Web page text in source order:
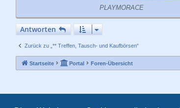
PLAYMORACE
Antworten
Zurück zu „** Treffen, Tausch- und Kaufbörsen“
Startseite Portal Foren-Übersicht